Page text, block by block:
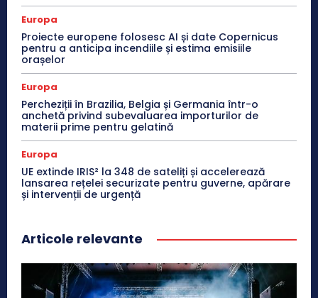
Europa
Proiecte europene folosesc AI și date Copernicus
pentru a anticipa incendiile și estima emisiile
orașelor
Europa
Percheziții în Brazilia, Belgia și Germania într-o
anchetă privind subevaluarea importurilor de
materii prime pentru gelatină
Europa
UE extinde IRIS² la 348 de sateliți și accelerează
lansarea rețelei securizate pentru guverne, apărare
și intervenții de urgență
Articole relevante